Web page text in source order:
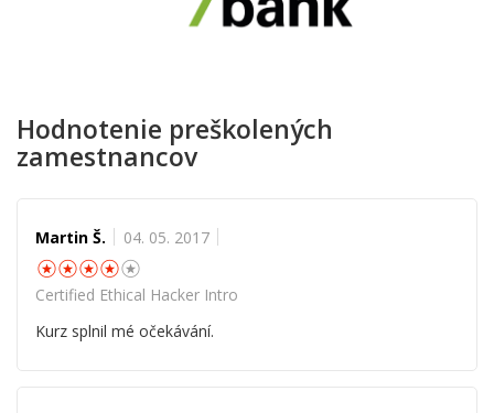
Hodnotenie preškolených
zamestnancov
Martin Š. 04. 05. 2017
☆☆☆☆
Certified Ethical Hacker Intro
Kurz splnil mé očekávání.